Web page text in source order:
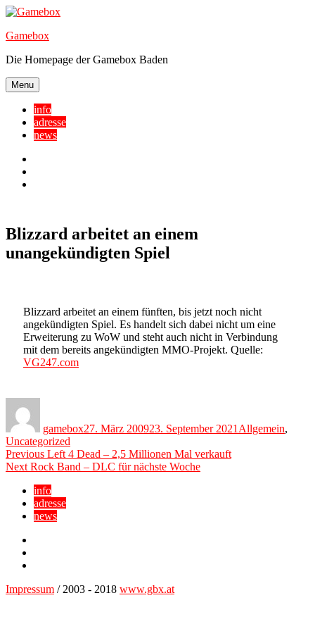
Skip
content
Gamebox
Die Homepage der Gamebox Baden
Menu
info
adresse
news
Blizzard arbeitet an einem
unangekündigten Spiel
Blizzard arbeitet an einem fünften, bis jetzt noch nicht
angekündigten Spiel. Es handelt sich dabei nicht um eine
Erweiterung zu WoW und steht auch nicht in Verbindung
mit dem bereits angekündigten MMO-Projekt. Quelle:
VG247.com
gamebox27. März 200923. September 2021 Allgemein,
Uncategorized
Beitragsnavigation
Previous Previous
post:
Left 4 Dead – 2,5 Millionen Mal verkauft
Next Next
Rock Band – DLC für nächste Woche
info
adresse
news
Impressum / 2003 - 2018 www.gbx.at